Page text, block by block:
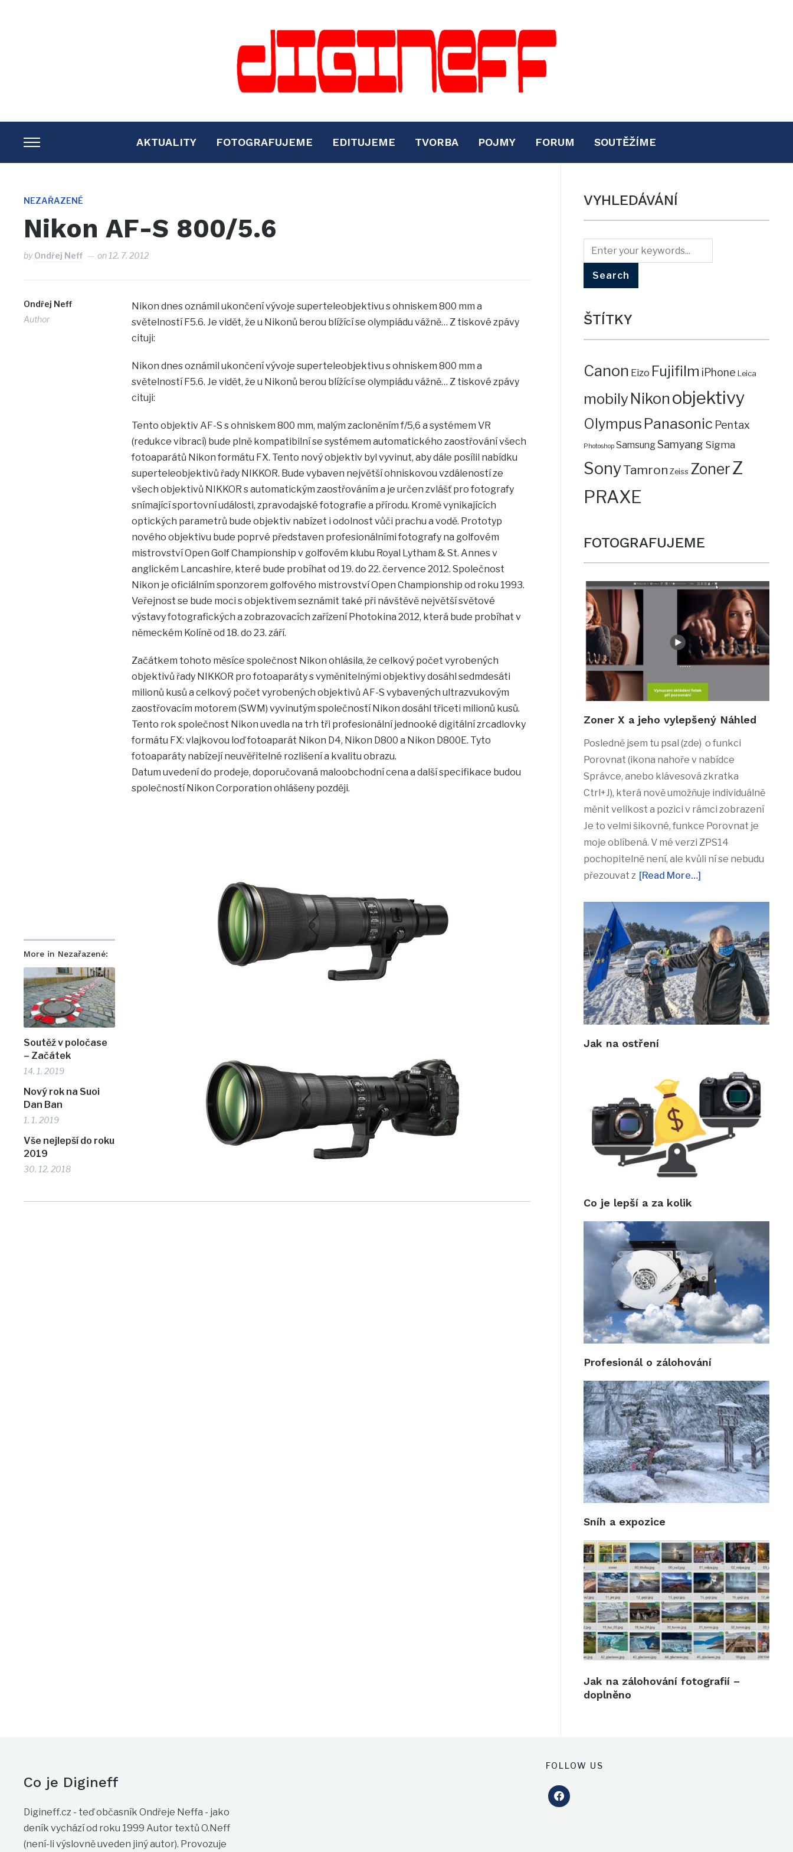
TOGGLE
SIDEBAR
NAVIGATION
AKTUALITY FOTOGRAFUJEME EDITUJEME TVORBA POJMY FORUM SOUTĚŽÍME
NEZAŘAZENÉ
Nikon AF-S 800/5.6
byOndřej Neff on 12. 7. 2012
Ondřej Neff
Author
More in Nezařazené:
Soutěž v poločase
– Začátek
14. 1. 2019
Nový rok na Suoi
Dan Ban
1. 1. 2019
Vše nejlepší do roku
2019
30. 12. 2018
Nikon dnes oznámil ukončení vývoje superteleobjektivu s ohniskem 800 mm a
světelností F5.6. Je vidět, že u Nikonů berou blížící se olympiádu vážně… Z tiskové zpávy
cituji:
Nikon dnes oznámil ukončení vývoje superteleobjektivu s ohniskem 800 mm a
světelností F5.6. Je vidět, že u Nikonů berou blížící se olympiádu vážně… Z tiskové zpávy
cituji:
Tento objektiv AF-S s ohniskem 800 mm, malým zacloněním f/5,6 a systémem VR
(redukce vibrací) bude plně kompatibilní se systémem automatického zaostřování všech
fotoaparátů Nikon formátu FX. Tento nový objektiv byl vyvinut, aby dále posílil nabídku
superteleobjektivů řady NIKKOR. Bude vybaven největší ohniskovou vzdáleností ze
všech objektivů NIKKOR s automatickým zaostřováním a je určen zvlášť pro fotografy
snímající sportovní události, zpravodajské fotografie a přírodu. Kromě vynikajících
optických parametrů bude objektiv nabízet i odolnost vůči prachu a vodě. Prototyp
nového objektivu bude poprvé představen profesionálními fotografy na golfovém
mistrovství Open Golf Championship v golfovém klubu Royal Lytham & St. Annes v
anglickém Lancashire, které bude probíhat od 19. do 22. července 2012. Společnost
Nikon je oficiálním sponzorem golfového mistrovství Open Championship od roku 1993.
Veřejnost se bude moci s objektivem seznámit také při návštěvě největší světové
výstavy fotografických a zobrazovacích zařízení Photokina 2012, která bude probíhat v
německém Kolíně od 18. do 23. září.
Začátkem tohoto měsíce společnost Nikon ohlásila, že celkový počet vyrobených
objektivů řady NIKKOR pro fotoaparáty s vyměnitelnými objektivy dosáhl sedmdesáti
milionů kusů a celkový počet vyrobených objektivů AF-S vybavených ultrazvukovým
zaostřovacím motorem (SWM) vyvinutým společností Nikon dosáhl třiceti milionů kusů.
Tento rok společnost Nikon uvedla na trh tři profesionální jednooké digitální zrcadlovky
formátu FX: vlajkovou loď fotoaparát Nikon D4, Nikon D800 a Nikon D800E. Tyto
fotoaparáty nabízejí neuvěřitelné rozlišení a kvalitu obrazu.
Datum uvedení do prodeje, doporučovaná maloobchodní cena a další specifikace budou
společností Nikon Corporation ohlášeny později.
VYHLEDÁVÁNÍ
ŠTÍTKY
Canon Eizo Fujifilm iPhone Leica
mobilyNikon objektivy
Olympus Panasonic Pentax
Photoshop SamsungSamyang Sigma
SonyTamron Zeiss ZonerZ
PRAXE
FOTOGRAFUJEME
Zoner X a jeho vylepšený Náhled
Posledně jsem tu psal (zde) o funkci
Porovnat (ikona nahoře v nabídce
Správce, anebo klávesová zkratka
Ctrl+J), která nově umožňuje individuálně
měnit velikost a pozici v rámci zobrazení
Je to velmi šikovné, funkce Porovnat je
moje oblíbená. V mé verzi ZPS14
pochopitelně není, ale kvůli ní se nebudu
přezouvat z [Read More…]
Jak na ostření
Co je lepší a za kolik
Profesionál o zálohování
Sníh a expozice
Jak na zálohování fotografií –
doplněno
Co je Digineff
Digineff.cz - teď občasník Ondřeje Neffa - jako
deník vychází od roku 1999 Autor textů O.Neff
(není-li výslovně uveden jiný autor). Provozuje
FOLLOW US
facebook